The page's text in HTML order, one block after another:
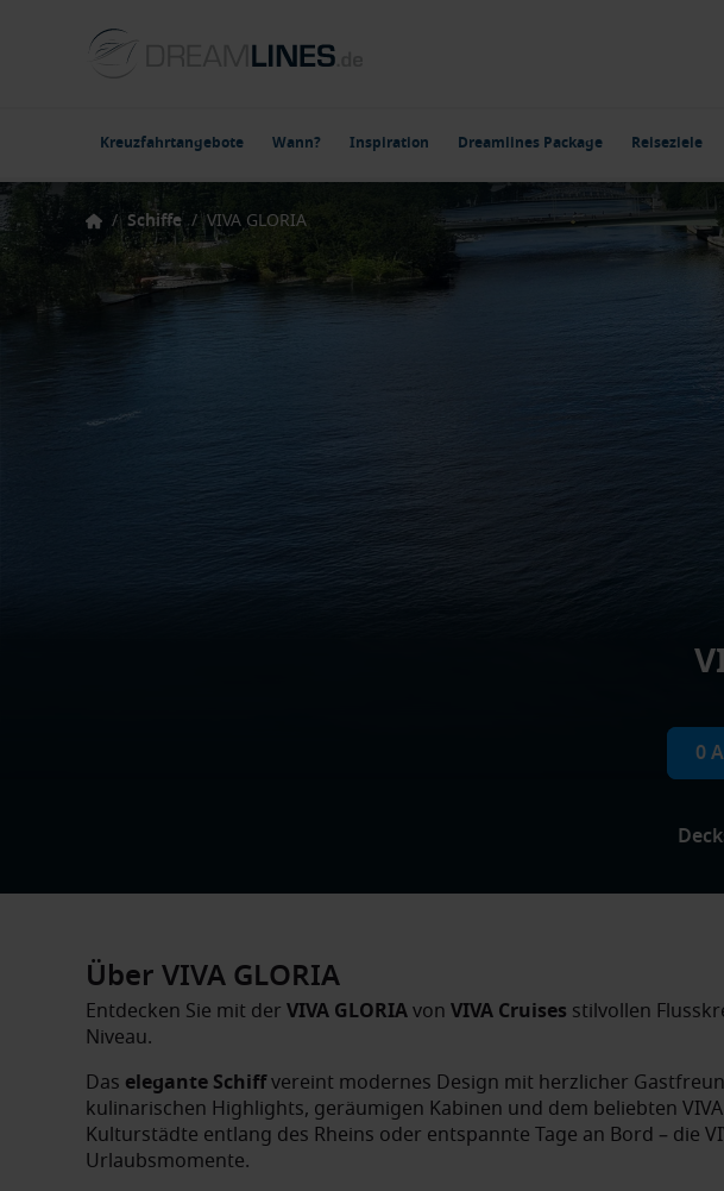
Kreuzfahrtangebote Wann? Inspiration Dreamlines Package Reiseziele
/ Schiffe / VIVA GLORIA
0
Über VIVA GLORIA
Entdecken Sie mit der VIVA GLORIAvon VIVA Cruises stilvollen
Niveau.
Das elegante Schiffvereint modernes Design mit herzlicher
kulinarischen Highlights, geräumigen Kabinen und dem beliebten
Kulturstädte entlang des Rheins oder entspannte Tage an Bord – die
Urlaubsmomente.